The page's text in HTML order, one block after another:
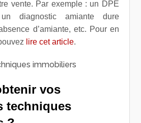
vente. Par exemple : un DPE
diagnostic amiante dure
d’amiante, etc. Pour en
lire cet article.
vos
techniques